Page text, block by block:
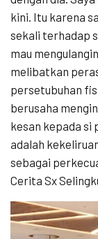
kini. Itu karena
sekali terhadap
mau
melibatkan
persetubuhan
berusaha
kesan kepada si
adalah
sebagai
Cerita Sx